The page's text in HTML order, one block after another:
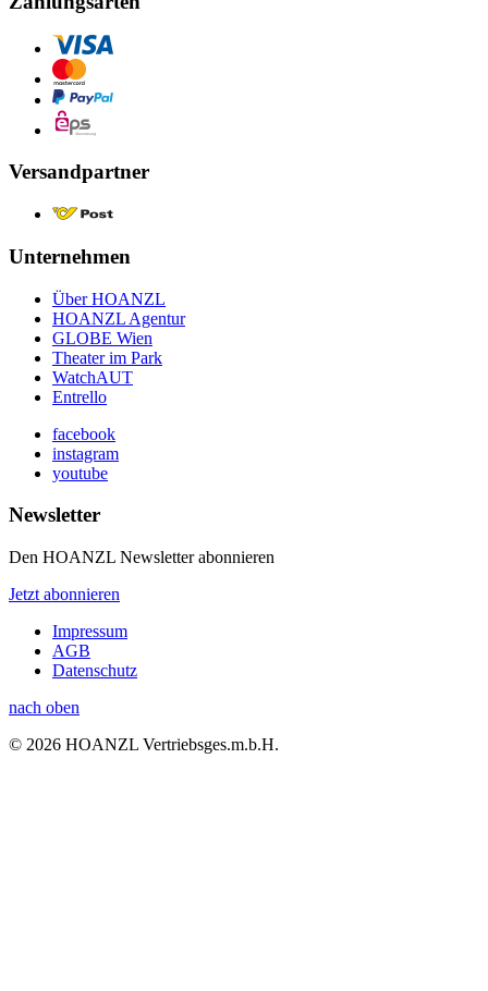
Versandpartner
Unternehmen
Über HOANZL
HOANZL Agentur
GLOBE Wien
Theater im Park
WatchAUT
Entrello
facebook
instagram
youtube
Newsletter
Den HOANZL Newsletter abonnieren
Jetzt abonnieren
Impressum
AGB
Datenschutz
nach oben
© 2026 HOANZL Vertriebsges.m.b.H.